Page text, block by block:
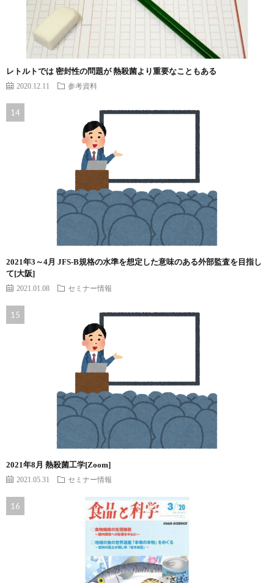
レトルトでは 密封性の問題が 熱殺菌より重要なこともある
2020.12.11 参考資料
2021年3～4月 JFS-B規格の水準を想定した意味のある外部監査を目指し
て[大阪]
2021.01.08 セミナー情報
2021年8月 熱殺菌工学[Zoom]
2021.05.31 セミナー情報